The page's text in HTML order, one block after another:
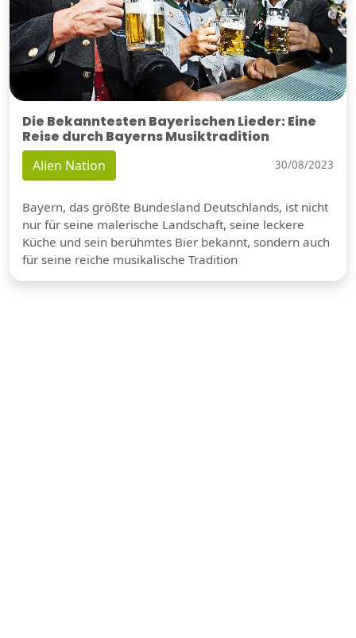
Die Bekanntesten Bayerischen Lieder: Eine
Reise durch Bayerns Musiktradition
Alien Nation 30/08/2023
Bayern, das größte Bundesland Deutschlands, ist nicht
nur für seine malerische Landschaft, seine leckere
Küche und sein berühmtes Bier bekannt, sondern auch
für seine reiche musikalische Tradition